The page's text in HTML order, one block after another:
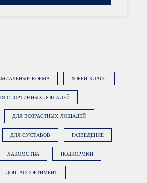
КОРМА ХОББИ КЛАСС
СПОРТИВНЫХ ЛОШАДЕЙ
ДЛЯ ВОЗРАСТНЫХ ЛОШАДЕЙ
ДЛЯ СУСТАВОВ РАЗВЕДЕНИЕ
ЛАКОМСТВА ПОДКОРМКИ
ДОП. АССОРТИМЕНТ